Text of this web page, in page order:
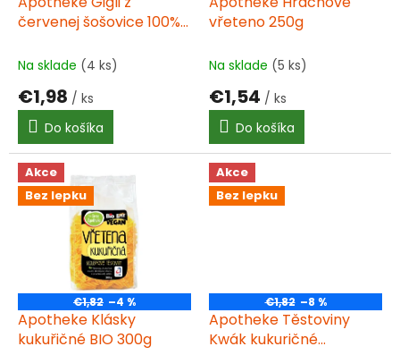
učervenej šošovice 100%
Na sklade (4 ks)
€1,98 / ks
Do košíka
vřeteno 250g
Na sklade (5 ks)
€1,54 / ks
Do košíka
Akce
Bez lepku
€1,82 –4 %
Apotheke Klásky
kukuřičné BIO 300g
Akce
Bez lepku
€1,82 –8 %
Apotheke Těstoviny
Kwák kukuričné